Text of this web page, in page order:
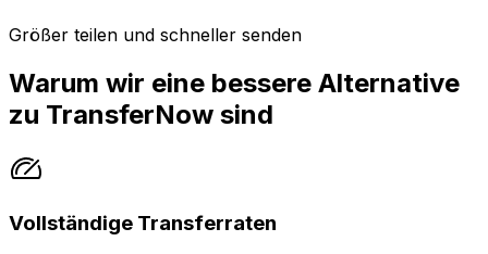
Größer teilen und schneller senden
Warum wir eine bessere Alternative
zu TransferNow sind
Vollständige Transferraten